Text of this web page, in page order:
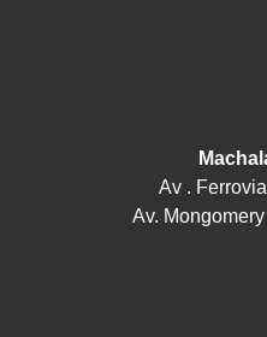
Av .
Av.